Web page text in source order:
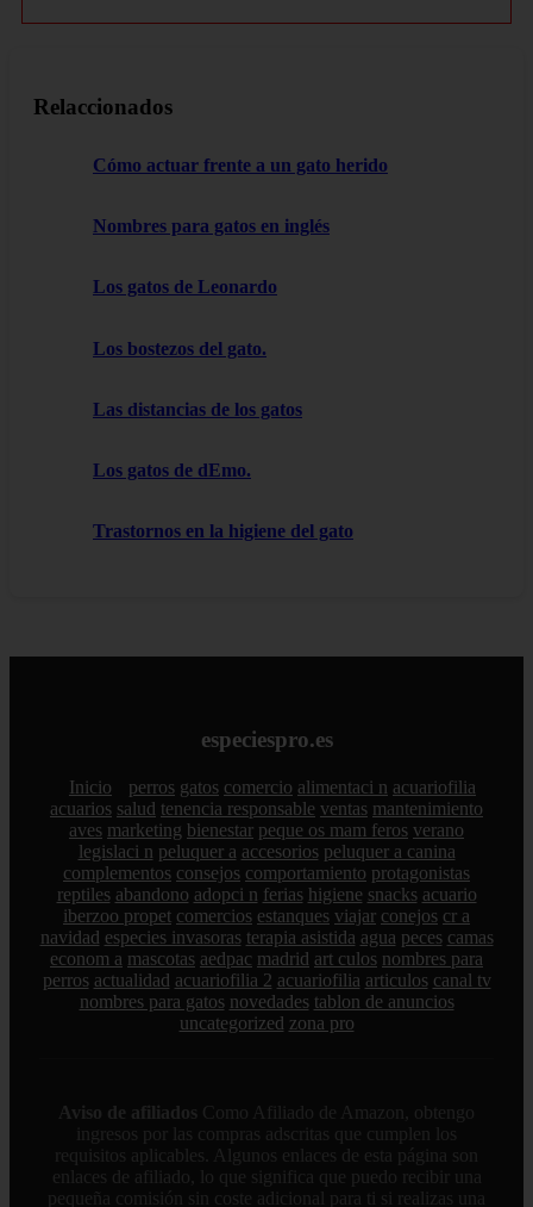
Relaccionados
Cómo actuar frente a un gato herido
Nombres para gatos en inglés
Los gatos de Leonardo
Los bostezos del gato.
Las distancias de los gatos
Los gatos de dEmo.
Trastornos en la higiene del gato
especiespro.es
Inicio perros gatos comercio alimentaci n acuariofilia
acuarios salud tenencia responsable ventas mantenimiento
aves marketing bienestar peque os mam feros verano
legislaci n peluquer a accesorios peluquer a canina
complementos consejos comportamiento protagonistas
reptiles abandono adopci n ferias higiene snacks acuario
iberzoo propet comercios estanques viajar conejos cr a
navidad especies invasoras terapia asistida agua peces camas
econom a mascotas aedpac madrid art culos nombres para
perros actualidad acuariofilia 2 acuariofilia articulos canal tv
nombres para gatos novedades tablon de anuncios
uncategorized zona pro
Aviso de afiliados Como Afiliado de Amazon, obtengo
ingresos por las compras adscritas que cumplen los
requisitos aplicables. Algunos enlaces de esta página son
enlaces de afiliado, lo que significa que puedo recibir una
pequeña comisión sin coste adicional para ti si realizas una